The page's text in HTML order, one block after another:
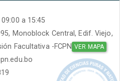
09:00 a 15:45
Monoblock Central, Edif. Viejo,
Facultativa -FCPN VER MAPA